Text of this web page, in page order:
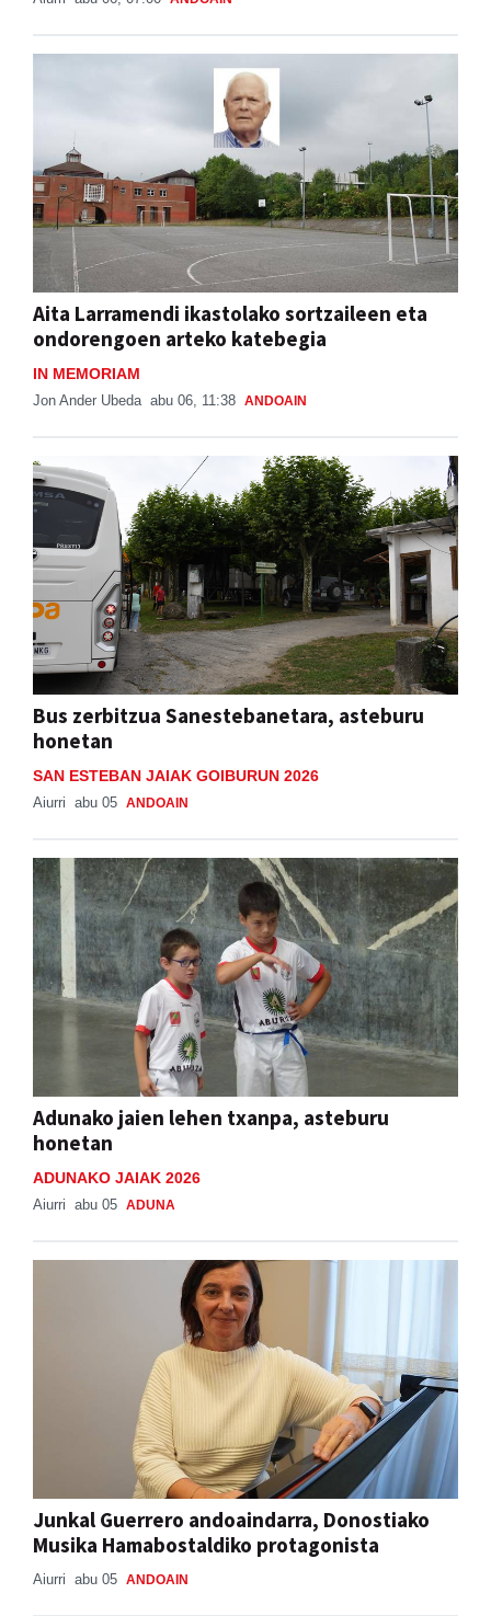
Aita Larramendi ikastolako sortzaileen eta
ondorengoen arteko katebegia
IN MEMORIAM
Jon Ander Ubeda abu 06, 11:38 ANDOAIN
Bus zerbitzua Sanestebanetara, asteburu
honetan
SAN ESTEBAN JAIAK GOIBURUN 2026
Aiurri abu 05 ANDOAIN
Adunako jaien lehen txanpa, asteburu
honetan
ADUNAKO JAIAK 2026
Aiurri abu 05 ADUNA
Junkal Guerrero andoaindarra, Donostiako
Musika Hamabostaldiko protagonista
Aiurri abu 05 ANDOAIN